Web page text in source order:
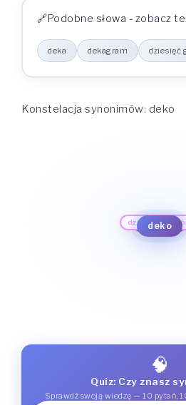
Podobne słowa - zobacz
deka dekagram dziesięć
Konstelacja synonimów: deko
deko
deka
dekagram
dziesięć
🧠
Quiz: Czy znasz
Sprawdź swoją wiedzę — 10 pytań,